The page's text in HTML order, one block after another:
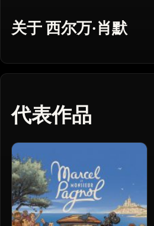
关于 西尔万·肖默
代表作品